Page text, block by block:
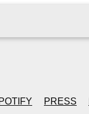
PRESS